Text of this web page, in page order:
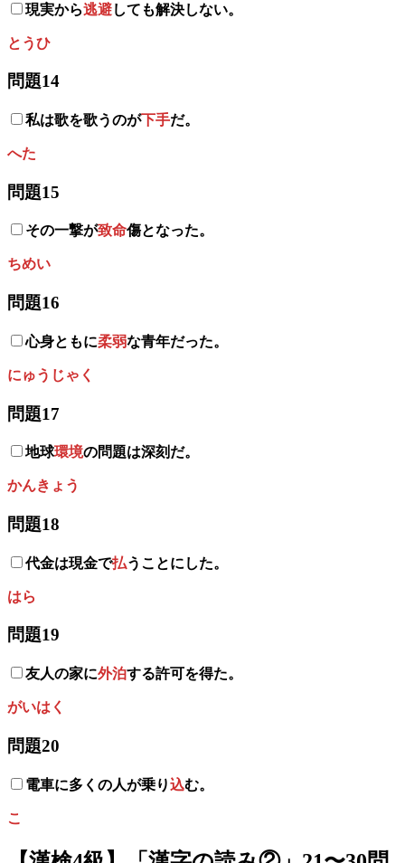
現実から逃避しても解決しない。
とうひ
問題14
私は歌を歌うのが下手だ。
へた
問題15
その一撃が致命傷となった。
ちめい
問題16
心身ともに柔弱な青年だった。
にゅうじゃく
問題17
地球環境の問題は深刻だ。
かんきょう
問題18
代金は現金で払うことにした。
はら
問題19
友人の家に外泊する許可を得た。
がいはく
問題20
電車に多くの人が乗り込む。
こ